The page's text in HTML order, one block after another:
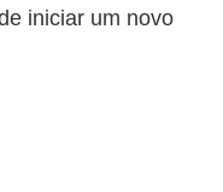
iniciar um novo